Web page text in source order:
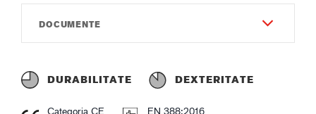
Dexteritate
7
Jojă
Gauge18
4X43C
X1XXXX
DOCUMENTE
Instruction of use GUIDE 9505.pdf
Declarație de conformitate
DURABILITATE DEXTERITATE
Categoria CE
EN 388:2016